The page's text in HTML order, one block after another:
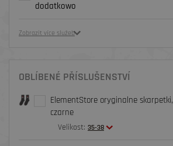
dodatkowo
Zobrazit více služeb
OBLÍBENÉ PŘÍSLUŠENSTVÍ
ElementStore oryginalne skarpetki,
czarne
Velikost: 35-38